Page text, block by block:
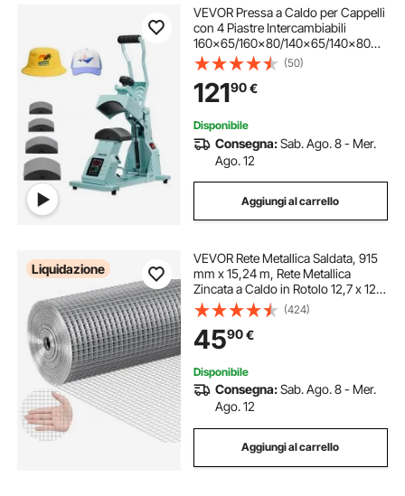
VEVOR Pressa a Caldo per Cappelli
con 4 Piastre Intercambiabili
160x65/160x80/140x65/140x80
mm, Pressa a Caldo per Cappelli
con Controllo della Temperatura e
del Tempo, Colore Verde
(50)
12190€
Disponibile
Consegna:Sab. Ago. 8 - Mer.
Ago. 12
Aggiungi al carrello
Liquidazione
VEVOR Rete Metallica Saldata, 915
mm x 15,24 m, Rete Metallica
Zincata a Caldo in Rotolo 12,7 x 12,7
mm Maglia Calibro 19 Recinzione
per Polli per Gabbie per Conigli,
Giardino, Piccoli Roditori
(424)
4590€
Disponibile
Consegna:Sab. Ago. 8 - Mer.
Ago. 12
Aggiungi al carrello